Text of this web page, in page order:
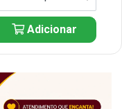
Adicionar